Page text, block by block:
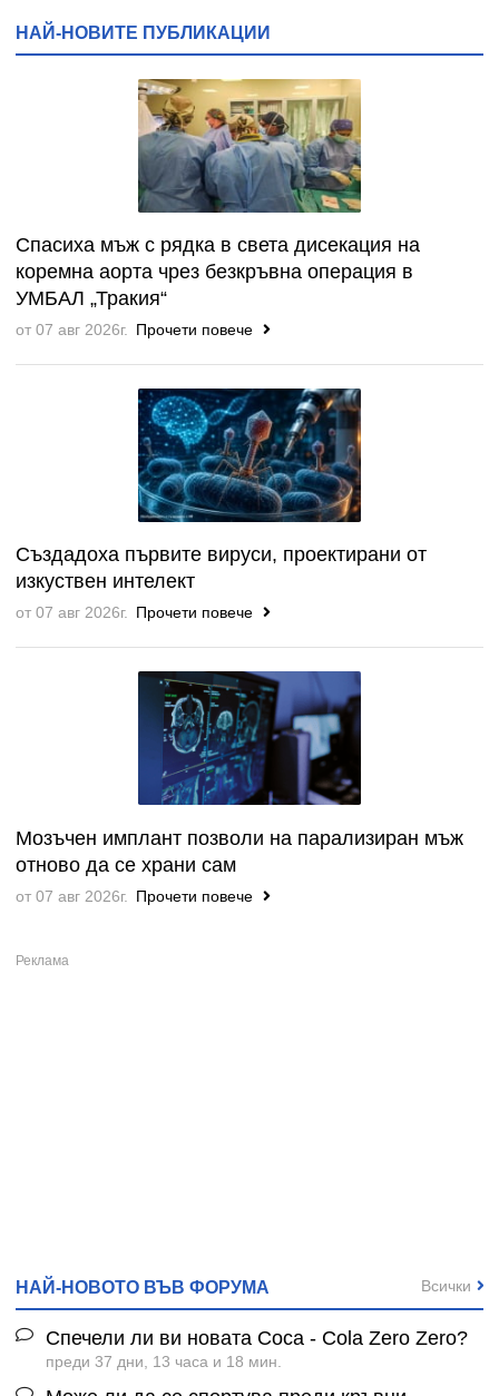
НАЙ-НОВИТЕ ПУБЛИКАЦИИ
Спасиха мъж с рядка в света дисекация на
коремна аорта чрез безкръвна операция в
УМБАЛ „Тракия“
от 07 авг 2026г. Прочети повече
Създадоха първите вируси, проектирани от
изкуствен интелект
от 07 авг 2026г. Прочети повече
Мозъчен имплант позволи на парализиран мъж
отново да се храни сам
от 07 авг 2026г. Прочети повече
НАЙ-НОВОТО ВЪВ ФОРУМА
Спечели ли ви новата Coca - Cola Zero Zero?
преди 37 дни, 13 часа и 18 мин.
Всички